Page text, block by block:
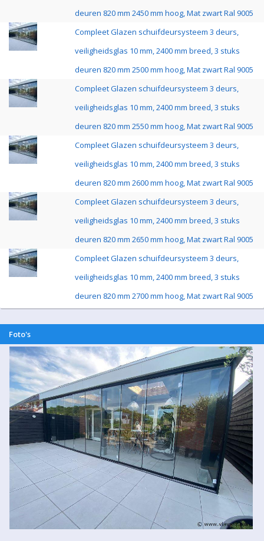
deuren 820 mm 2450 mm hoog, Mat zwart Ral 9005
Compleet Glazen schuifdeursysteem 3 deurs,
veiligheidsglas 10 mm, 2400 mm breed, 3 stuks
deuren 820 mm 2500 mm hoog, Mat zwart Ral 9005
Compleet Glazen schuifdeursysteem 3 deurs,
veiligheidsglas 10 mm, 2400 mm breed, 3 stuks
deuren 820 mm 2550 mm hoog, Mat zwart Ral 9005
Compleet Glazen schuifdeursysteem 3 deurs,
veiligheidsglas 10 mm, 2400 mm breed, 3 stuks
deuren 820 mm 2600 mm hoog, Mat zwart Ral 9005
Compleet Glazen schuifdeursysteem 3 deurs,
veiligheidsglas 10 mm, 2400 mm breed, 3 stuks
deuren 820 mm 2650 mm hoog, Mat zwart Ral 9005
Compleet Glazen schuifdeursysteem 3 deurs,
veiligheidsglas 10 mm, 2400 mm breed, 3 stuks
deuren 820 mm 2700 mm hoog, Mat zwart Ral 9005
Foto's